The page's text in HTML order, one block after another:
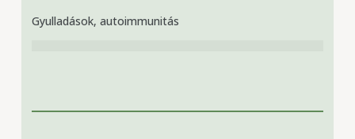
Gyulladások, autoimmunitás